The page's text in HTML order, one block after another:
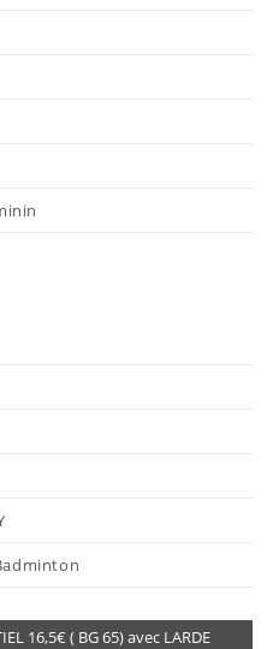
16,5€ ( BG 65) avec LARDE